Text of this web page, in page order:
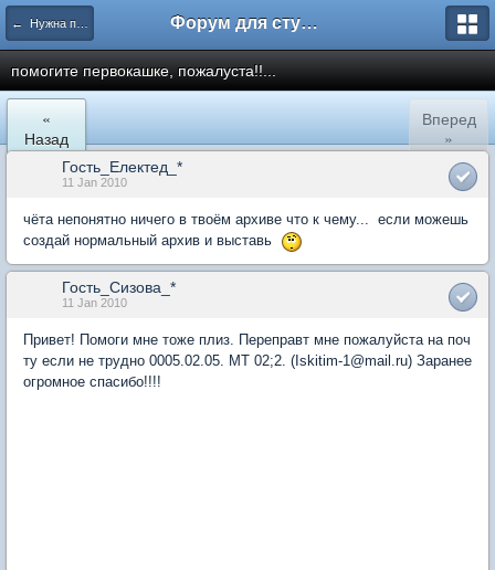
← Нужна помощь Форум для студента СГА
помогите первокашке, пожалуста!!...
«
Назад
Вперед
»
Гость_Електед_*
11 Jan 2010
чёта непонятно ничего в твоём архиве что к чему... если можешь
создай нормальный архив и выставь
Гость_Сизова_*
11 Jan 2010
Привет! Помоги мне тоже плиз. Переправт мне пожалуйста на поч
ту если не трудно 0005.02.05. МТ 02;2. (Iskitim-1@mail.ru) Заранее
огромное спасибо!!!!